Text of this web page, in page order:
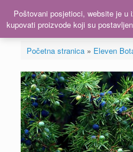
content
Početna stranica» Eleven
Poštovani posjetioci, website je u
kupovati proizvode koji su